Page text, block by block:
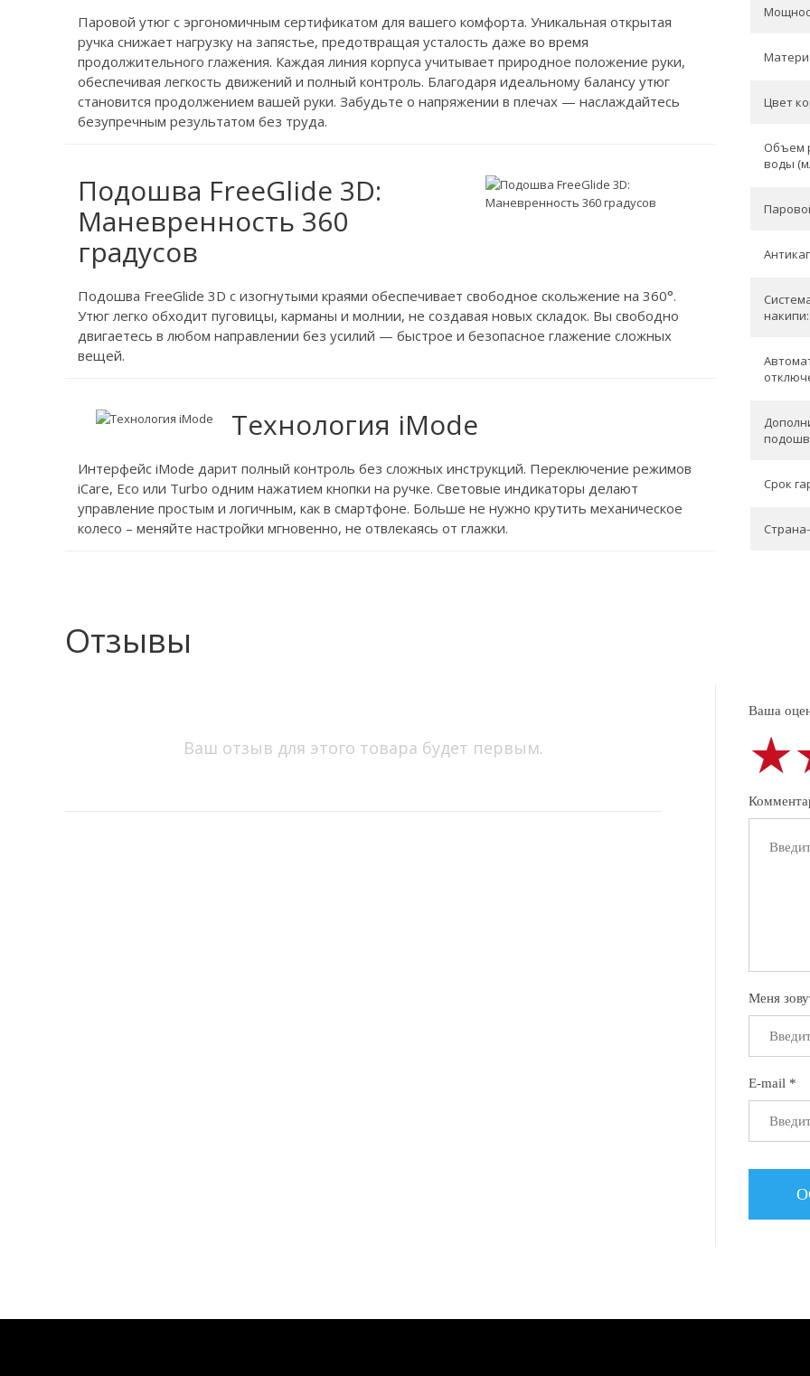
Паровой утюг с эргономичным сертификатом для вашего комфорта. Уникальная открытая
ручка снижает нагрузку на запястье, предотвращая усталость даже во время
продолжительного глажения. Каждая линия корпуса учитывает природное положение руки,
обеспечивая легкость движений и полный контроль. Благодаря идеальному балансу утюг
становится продолжением вашей руки. Забудьте о напряжении в плечах — наслаждайтесь
безупречным результатом без труда.
Подошва FreeGlide 3D:
Маневренность 360
градусов
Подошва FreeGlide 3D с изогнутыми краями обеспечивает свободное скольжение на 360°.
Утюг легко обходит пуговицы, карманы и молнии, не создавая новых складок. Вы свободно
двигаетесь в любом направлении без усилий — быстрое и безопасное глажение сложных
вещей.
Технология iMode
Интерфейс iMode дарит полный контроль без сложных инструкций. Переключение режимов
iCare, Eco или Turbo одним нажатием кнопки на ручке. Световые индикаторы делают
управление простым и логичным, как в смартфоне. Больше не нужно крутить механическое
колесо – меняйте настройки мгновенно, не отвлекаясь от глажки.
Цвет
Объем
воды
накипи:
Срок
Отзывы
Ваш отзыв для этого товара будет первым.
Ваша
Меня
E-mail *